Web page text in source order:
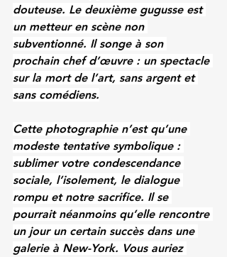
douteuse. Le deuxième gugusse est
un metteur en scène non
subventionné. Il songe à son
prochain chef d’œuvre : un spectacle
sur la mort de l’art, sans argent et
sans comédiens.
Cette photographie n’est qu’une
modeste tentative symbolique :
sublimer votre condescendance
sociale, l’isolement, le dialogue
rompu et notre sacrifice. Il se
pourrait néanmoins qu’elle rencontre
un jour un certain succès dans une
galerie à New-York. Vous auriez